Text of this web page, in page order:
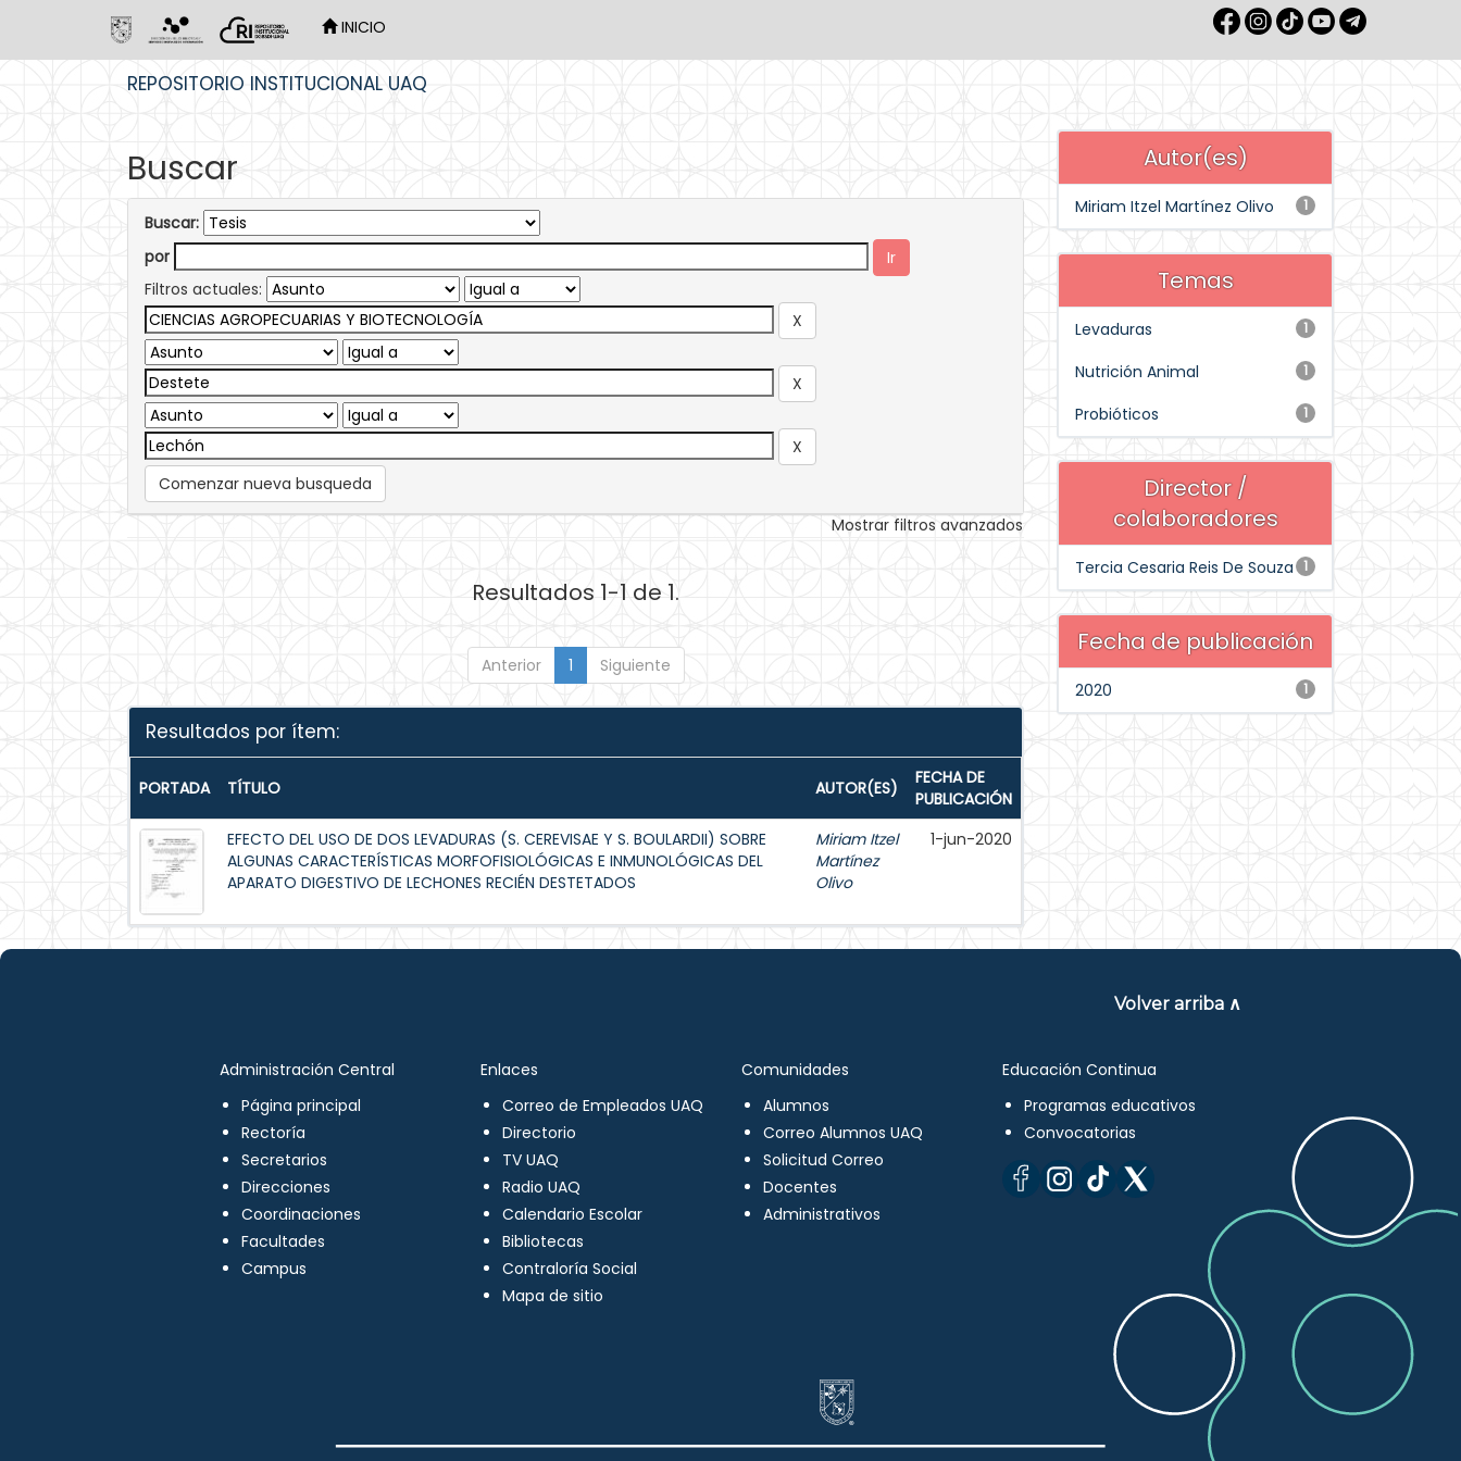
INICIO
REPOSITORIO INSTITUCIONAL UAQ
Buscar
Buscar:
por
Filtros actuales:
Comenzar nueva busqueda
Mostrar filtros avanzados
Resultados 1-1 de 1.
Anterior 1 Siguiente
Resultados por ítem:
PORTADA TÍTULO AUTOR(ES)
FECHA DE
PUBLICACIÓN
EFECTO DEL USO DE DOS LEVADURAS (S. CEREVISAE Y S. BOULARDII) SOBRE
ALGUNAS CARACTERÍSTICAS MORFOFISIOLÓGICAS E INMUNOLÓGICAS DEL
APARATO DIGESTIVO DE LECHONES RECIÉN DESTETADOS
Miriam Itzel
Martínez
Olivo
1-jun-2020
Autor(es)
1
Miriam Itzel Martínez Olivo
Temas
1
Levaduras
1
Nutrición Animal
1
Probióticos
Director /
colaboradores
1
Tercia Cesaria Reis De Souza
Fecha de publicación
1
2020
Volver arriba ∧
Administración Central
Página principal
Rectoría
Secretarios
Direcciones
Coordinaciones
Facultades
Campus
Enlaces
Correo de Empleados UAQ
Directorio
TV UAQ
Radio UAQ
Calendario Escolar
Bibliotecas
Contraloría Social
Mapa de sitio
Comunidades
Alumnos
Correo Alumnos UAQ
Solicitud Correo
Docentes
Administrativos
Educación Continua
Programas educativos
Convocatorias